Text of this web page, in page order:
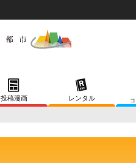
投稿漫画 レンタル